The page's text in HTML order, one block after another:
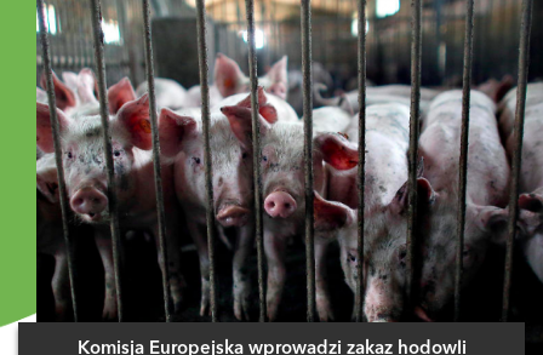
Komisja Europejska wprowadzi zakaz hodowli